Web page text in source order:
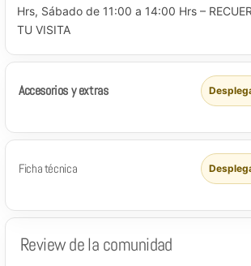
Hrs, Sábado de 11:00 a 14:00 Hrs –
TU VISITA
Accesorios y extras
Ficha técnica
Review de la comunidad